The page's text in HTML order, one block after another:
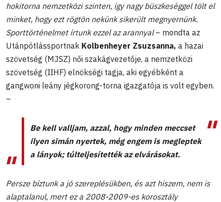
hokitorna nemzetközi szinten, így nagy büszkeséggel tölt el
minket, hogy ezt rögtön nekünk sikerült megnyernünk.
Sporttörténelmet írtunk ezzel az arannyal– mondta az
Utánpótlássportnak Kolbenheyer Zsuzsanna, a hazai
szövetség (MJSZ) női szakágvezetője, a nemzetközi
szövetség (IIHF) elnökségi tagja, aki egyébként a
gangwoni leány jégkorong-torna igazgatója is volt egyben.
–
Be kell valljam, azzal, hogy minden meccset
ilyen simán nyertek, még engem is megleptek
a lányok; túlteljesítették az elvárásokat.
Persze bíztunk a jó szereplésükben, és azt hiszem, nem is
alaptalanul, mert ez a 2008-2009-es korosztály